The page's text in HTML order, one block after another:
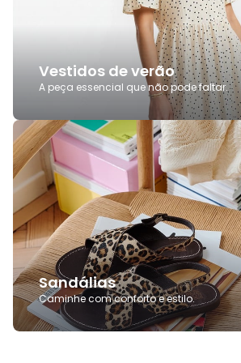
Vestidos de verão
A peça essencial que não pode faltar.
Sandálias
Caminhe com conforto e estilo.
Sandálias